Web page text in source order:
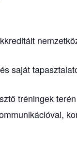
saját
tréningek terén